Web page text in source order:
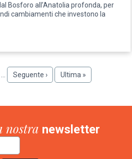
Bosforo all’Anatolia profonda, per
cambiamenti che investono la
Pagina
successiva
Seguente ›
Ultima
pagina
Ultima »
nostra newsletter